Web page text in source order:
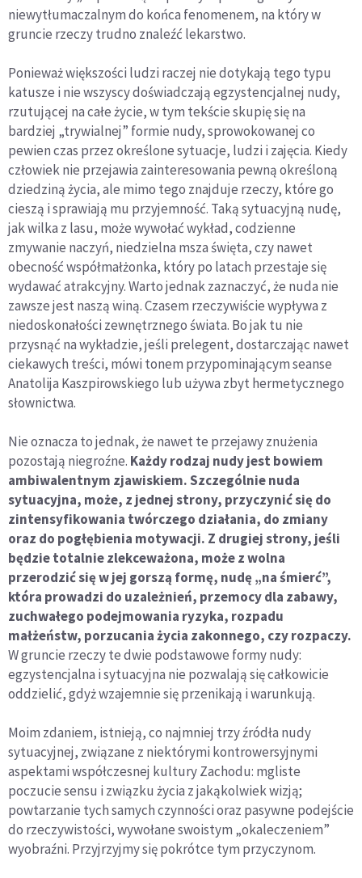
niewytłumaczalnym do końca fenomenem, na który w
gruncie rzeczy trudno znaleźć lekarstwo.
Ponieważ większości ludzi raczej nie dotykają tego typu
katusze i nie wszyscy doświadczają egzystencjalnej nudy,
rzutującej na całe życie, w tym tekście skupię się na
bardziej „trywialnej” formie nudy, sprowokowanej co
pewien czas przez określone sytuacje, ludzi i zajęcia. Kiedy
człowiek nie przejawia zainteresowania pewną określoną
dziedziną życia, ale mimo tego znajduje rzeczy, które go
cieszą i sprawiają mu przyjemność. Taką sytuacyjną nudę,
jak wilka z lasu, może wywołać wykład, codzienne
zmywanie naczyń, niedzielna msza święta, czy nawet
obecność współmałżonka, który po latach przestaje się
wydawać atrakcyjny. Warto jednak zaznaczyć, że nuda nie
zawsze jest naszą winą. Czasem rzeczywiście wypływa z
niedoskonałości zewnętrznego świata. Bo jak tu nie
przysnąć na wykładzie, jeśli prelegent, dostarczając nawet
ciekawych treści, mówi tonem przypominającym seanse
Anatolija Kaszpirowskiego lub używa zbyt hermetycznego
słownictwa.
Nie oznacza to jednak, że nawet te przejawy znużenia
pozostają niegroźne. Każdy rodzaj nudy jest bowiem
ambiwalentnym zjawiskiem. Szczególnie nuda
sytuacyjna, może, z jednej strony, przyczynić się do
zintensyfikowania twórczego działania, do zmiany
oraz do pogłębienia motywacji. Z drugiej strony, jeśli
będzie totalnie zlekceważona, może z wolna
przerodzić się w jej gorszą formę, nudę „na śmierć”,
która prowadzi do uzależnień, przemocy dla zabawy,
zuchwałego podejmowania ryzyka, rozpadu
małżeństw, porzucania życia zakonnego, czy rozpaczy.
W gruncie rzeczy te dwie podstawowe formy nudy:
egzystencjalna i sytuacyjna nie pozwalają się całkowicie
oddzielić, gdyż wzajemnie się przenikają i warunkują.
Moim zdaniem, istnieją, co najmniej trzy źródła nudy
sytuacyjnej, związane z niektórymi kontrowersyjnymi
aspektami współczesnej kultury Zachodu: mgliste
poczucie sensu i związku życia z jakąkolwiek wizją;
powtarzanie tych samych czynności oraz pasywne podejście
do rzeczywistości, wywołane swoistym „okaleczeniem”
wyobraźni. Przyjrzyjmy się pokrótce tym przyczynom.